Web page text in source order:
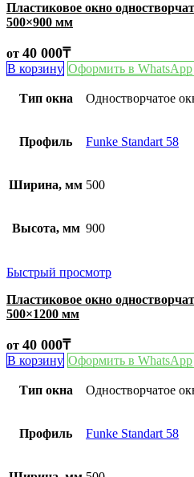
Пластиковое окно
500×900 мм
от 40 000₸
В корзину Оформить в WhatsApp
Тип окна Одностворчатое
Профиль Funke Standart 58
Ширина, мм 500
Высота, мм 900
Быстрый просмотр
Пластиковое окно
500×1200 мм
от 40 000₸
В корзину Оформить в WhatsApp
Тип окна Одностворчатое
Профиль Funke Standart 58